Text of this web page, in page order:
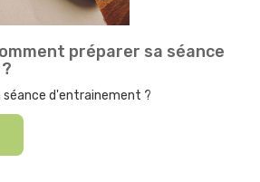
préparer sa séance
d'entrainement ?